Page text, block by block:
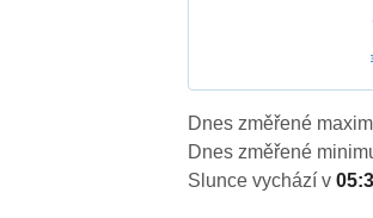
Dnes změřené
Dnes změřené
Slunce vychází v